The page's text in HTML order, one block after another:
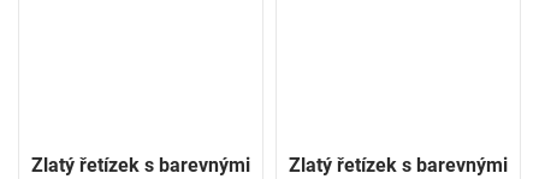
Zlatý řetízek s barevnými
Zlatý řetízek s barevnými